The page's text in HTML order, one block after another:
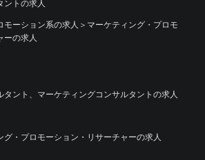
ントの求人
モーション系の求人 ＞ マーケティング・プロモ
ーの求人
タント、マーケティングコンサルタントの求人
グ・プロモーション・リサーチャーの求人